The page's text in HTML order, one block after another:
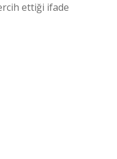
ettiği ifade